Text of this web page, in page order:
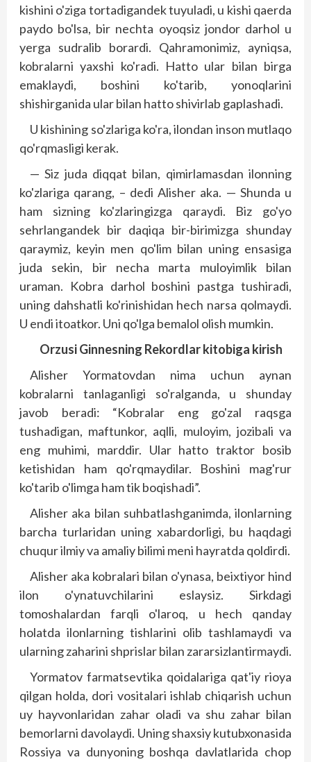
kishini o'ziga tortadigandek tuyuladi, u kishi qaerda
paydo bo'lsa, bir nechta oyoqsiz jondor darhol u
yerga sudralib borardi. Qahramonimiz, ayniqsa,
kobralarni yaxshi ko'radi. Hatto ular bilan birga
emaklaydi, boshini ko'tarib, yonoqlarini
shishirganida ular bilan hatto shivirlab gaplashadi.
U kishining so'zlariga ko'ra, ilondan inson mutlaqo
qo'rqmasligi kerak.
— Siz juda diqqat bilan, qimirlamasdan ilonning
ko'zlariga qarang, – dedi Alisher aka. — Shunda u
ham sizning ko'zlaringizga qaraydi. Biz go'yo
sehrlangandek bir daqiqa bir-birimizga shunday
qaraymiz, keyin men qo'lim bilan uning ensasiga
juda sekin, bir necha marta muloyimlik bilan
uraman. Kobra darhol boshini pastga tushiradi,
uning dahshatli ko'rinishidan hech narsa qolmaydi.
U endi itoatkor. Uni qo'lga bemalol olish mumkin.
Orzusi Ginnesning Rekordlar kitobiga kirish
Alisher Yormatovdan nima uchun aynan
kobralarni tanlaganligi so'ralganda, u shunday
javob beradi: “Kobralar eng go'zal raqsga
tushadigan, maftunkor, aqlli, muloyim, jozibali va
eng muhimi, marddir. Ular hatto traktor bosib
ketishidan ham qo'rqmaydilar. Boshini mag'rur
ko'tarib o'limga ham tik boqishadi”.
Alisher aka bilan suhbatlashganimda, ilonlarning
barcha turlaridan uning xabardorligi, bu haqdagi
chuqur ilmiy va amaliy bilimi meni hayratda qoldirdi.
Alisher aka kobralari bilan o'ynasa, beixtiyor hind
ilon o'ynatuvchilarini eslaysiz. Sirkdagi
tomoshalardan farqli o'laroq, u hech qanday
holatda ilonlarning tishlarini olib tashlamaydi va
ularning zaharini shprislar bilan zararsizlantirmaydi.
Yormatov farmatsevtika qoidalariga qat'iy rioya
qilgan holda, dori vositalari ishlab chiqarish uchun
uy hayvonlaridan zahar oladi va shu zahar bilan
bemorlarni davolaydi. Uning shaxsiy kutubxonasida
Rossiya va dunyoning boshqa davlatlarida chop